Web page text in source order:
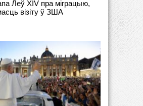
Леў XIV пра міграцыю,
візіту ў ЗША